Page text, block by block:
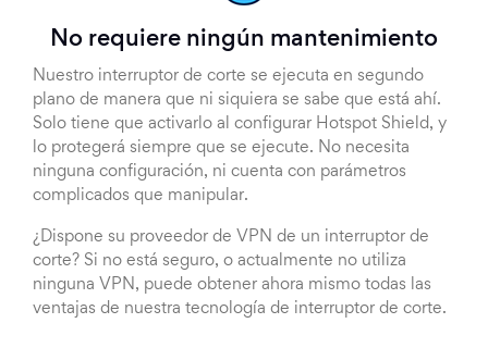
No requiere ningún mantenimiento
Nuestro interruptor de corte se ejecuta en segundo
plano de manera que ni siquiera se sabe que está ahí.
Solo tiene que activarlo al configurar Hotspot Shield, y
lo protegerá siempre que se ejecute. No necesita
ninguna configuración, ni cuenta con parámetros
complicados que manipular.
¿Dispone su proveedor de VPN de un interruptor de
corte? Si no está seguro, o actualmente no utiliza
ninguna VPN, puede obtener ahora mismo todas las
ventajas de nuestra tecnología de interruptor de corte.